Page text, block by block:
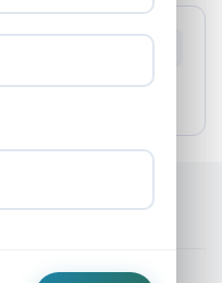
INFORMAL
Nº